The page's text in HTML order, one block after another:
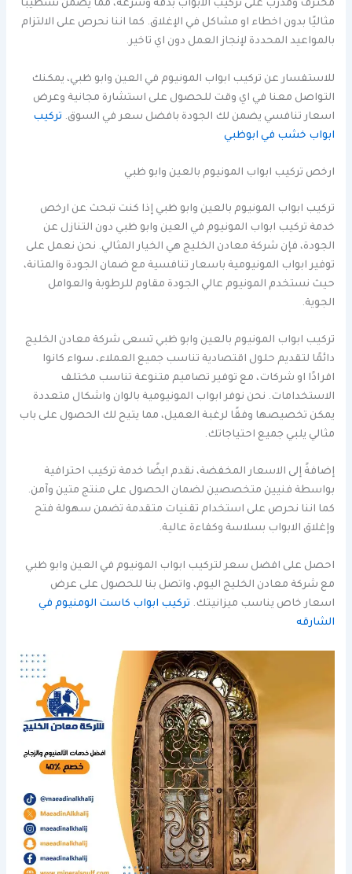
محترف ومدرب على تركيب الابواب بدقة وسرعة، مما يضمن تشطيبًا
مثاليًا بدون اخطاء او مشاكل في الإغلاق. كما اننا نحرص على الالتزام
بالمواعيد المحددة لإنجاز العمل دون اي تاخير.
للاستفسار عن تركيب ابواب المونيوم في العين وابو ظبي، يمكنك
التواصل معنا في اي وقت للحصول على استشارة مجانية وعرض
اسعار تنافسي يضمن لك الجودة بافضل سعر في السوق. تركيب
ابواب خشب في ابوظبي
ارخص تركيب ابواب المونيوم بالعين وابو ظبي
تركيب ابواب المونيوم بالعين وابو ظبي إذا كنت تبحث عن ارخص
خدمة تركيب ابواب المونيوم في العين وابو ظبي دون التنازل عن
الجودة، فإن شركة معادن الخليج هي الخيار المثالي. نحن نعمل على
توفير ابواب المونيومية باسعار تنافسية مع ضمان الجودة والمتانة،
حيث نستخدم المونيوم عالي الجودة مقاوم للرطوبة والعوامل
الجوية.
تركيب ابواب المونيوم بالعين وابو ظبي تسعى شركة معادن الخليج
دائمًا لتقديم حلول اقتصادية تناسب جميع العملاء، سواء كانوا
افرادًا او شركات، مع توفير تصاميم متنوعة تناسب مختلف
الاستخدامات. نحن نوفر ابواب المونيومية بالوان واشكال متعددة
يمكن تخصيصها وفقًا لرغبة العميل، مما يتيح لك الحصول على باب
مثالي يلبي جميع احتياجاتك.
إضافةً إلى الاسعار المخفضة، نقدم ايضًا خدمة تركيب احترافية
بواسطة فنيين متخصصين لضمان الحصول على منتج متين وآمن.
كما اننا نحرص على استخدام تقنيات متقدمة تضمن سهولة فتح
وإغلاق الابواب بسلاسة وكفاءة عالية.
احصل على افضل سعر لتركيب ابواب المونيوم في العين وابو ظبي
مع شركة معادن الخليج اليوم، واتصل بنا للحصول على عرض
اسعار خاص يناسب ميزانيتك. تركيب ابواب كاست الومنيوم في
الشارقه